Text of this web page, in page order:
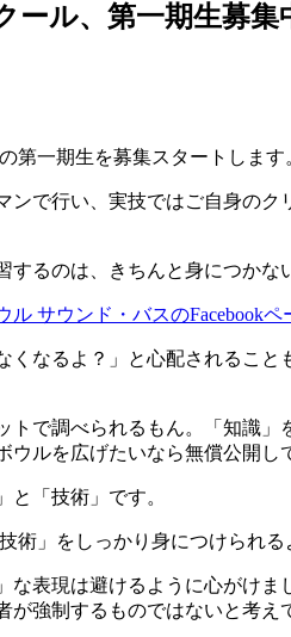
ル、第一期生募集
の第一期生を募集スタートします
で行い、実技ではご自身の
るのは、きちんと身につかな
ル サウンド・バスのFacebookペ
なるよ？」と心配されるこ
で調べられるもん。「知識
ルを広げたいなら無償公開し
「技術」です。
」をしっかり身につけられる
表現は避けるように心がけ
強制するものではないと考え